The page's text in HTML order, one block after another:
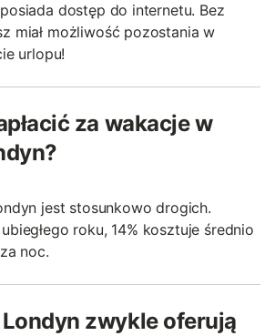
dostęp do internetu. Bez
miał możliwość pozostania w
urlopu!
za wakacje w
jest stosunkowo drogich.
roku, 14% kosztuje średnio
noc.
zwykle oferują